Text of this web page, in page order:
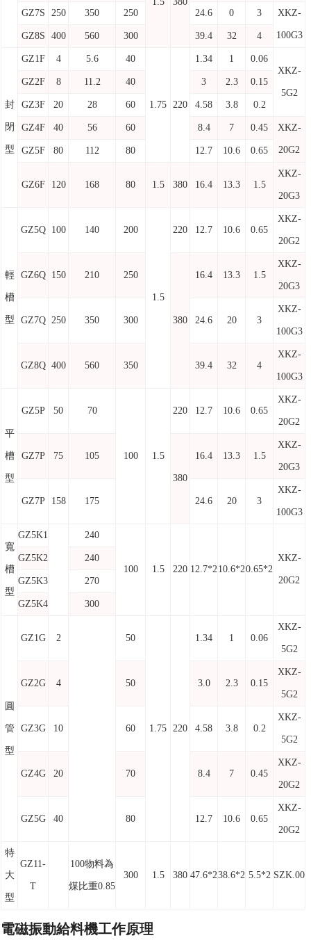
GZ7S
250 350 250 24.6 0 3 XKZ-
100G3
GZ8S 400 560 300 39.4 32 4
封
閉
型
GZ1F 4 5.6 40
1.75 220
1.34 1
0.06
XKZ-
5G2
GZ2F 8 11.2 40 3 2.3 0.15
GZ3F 20 28 60 4.58 3.8 0.2
GZ4F 40 56 60 8.4 7 0.45 XKZ-
20G2
GZ5F 80 112 80 12.7 10.6 0.65
GZ6F 120 168 80 1.5 380 16.4 13.3 1.5
XKZ-
20G3
輕
槽
型
GZ5Q 100 140 200
1.5
220 12.7 10.6 0.65
XKZ-
20G2
GZ6Q 150 210 250
380
16.4 13.3 1.5
XKZ-
20G3
GZ7Q 250 350 300 24.6 20 3
XKZ-
100G3
GZ8Q 400 560 350 39.4 32 4
XKZ-
100G3
平
槽
型
GZ5P 50 70
100 1.5
220 12.7 10.6 0.65
XKZ-
20G2
GZ7P 75 105
380
16.4 13.3 1.5
XKZ-
20G3
GZ7P 158 175 24.6 20 3
XKZ-
100G3
寬
槽
型
GZ5K1 240
100 1.5 220 12.7*210.6*20.65*2
XKZ-
20G2
GZ5K2 240
GZ5K3 270
GZ5K4 300
圓
管
型
GZ1G 2 50
1.75 220
1.34 1 0.06
XKZ-
5G2
GZ2G 4 50 3.0 2.3 0.15
XKZ-
5G2
GZ3G 10 60 4.58 3.8 0.2
XKZ-
5G2
GZ4G 20 70 8.4 7 0.45
XKZ-
20G2
GZ5G 40 80 12.7 10.6 0.65
XKZ-
20G2
特
大
型
GZ11-
T
100物料為
煤比重0.85
300 1.5 380 47.6*238.6*2 5.5*2 SZK.00
電磁振動給料機工作原理